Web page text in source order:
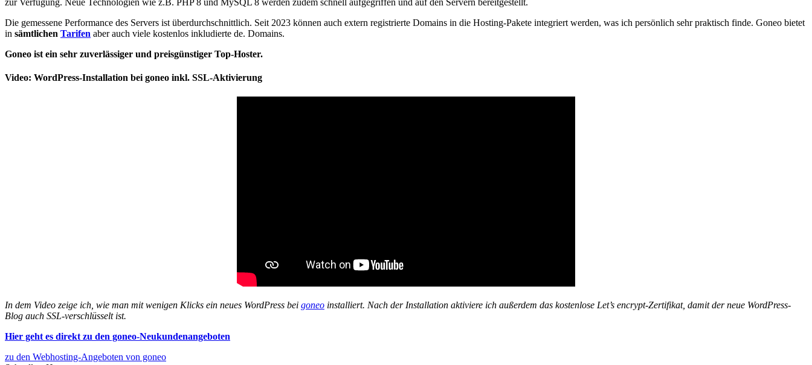
zur Verfügung. Neue Technologien wie z.B. PHP 8 und MySQL 8 werden zudem schnell aufgegriffen und auf den Servern bereitgestellt.
Die gemessene Performance des Servers ist überdurchschnittlich. Seit 2023 können auch extern registrierte Domains in die Hosting-Pakete integriert werden, was ich persönlich sehr praktisch finde. Goneo bietet
in sämtlichen Tarifen aber auch viele kostenlos inkludierte de. Domains.
Goneo ist ein sehr zuverlässiger und preisgünstiger Top-Hoster.
Video: WordPress-Installation bei goneo inkl. SSL-Aktivierung
In dem Video zeige ich, wie man mit wenigen Klicks ein neues WordPress bei goneo installiert. Nach der Installation aktiviere ich außerdem das kostenlose Let’s encrypt-Zertifikat, damit der neue WordPress-
Blog auch SSL-verschlüsselt ist.
Hier geht es direkt zu den goneo-Neukundenangeboten
zu den Webhosting-Angeboten von goneo